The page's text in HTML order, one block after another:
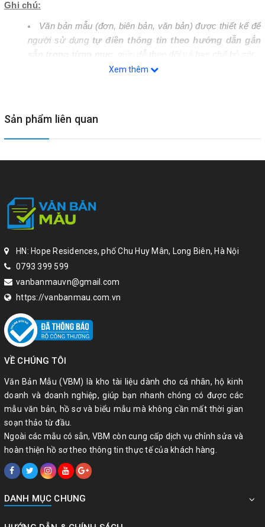
Ghi chú:
Văn bản mẫu (đơn, biên bản, văn bản) được thiết kế để
người sử dụng tự điền thông tin theo hướng dẫn gắn
sẵn trong từng mục
, giúp dễ theo dõi và hạn chế bỏ sót.
chỉ bao gồm nội dung mẫu và hướng dẫn
Khách hàng vui lòng
và ghi rõ email nhận file (nếu khác với email đặt hàng).
Văn bản sẽ được gửiqua emailtheo thông tin khách
đánh giá nội dung vụ việc và
soạn thảo hồ sơ theo yêu cầu
1️ GÓI KHỞI KIỆN – TỐ TỤNG
🔴 NHÓM A – KHỞI ĐỘNG VỤ VIỆC
Đơn khởi kiện tranh chấp hợp đồng - VBM.TT.02 - 100k
Đơn khởi kiện tranh chấp kinh doanh – thương mại -
VBM.TT.05 - 100k
Đơn tố giác tội phạm (gửi Công an, VKSND) -
VBM.TT.06 - 100k
VBM.TT.07 - 100k
Đơn kiến nghị, phản ánh - VBM.TT.08 - 100k
Xem thêm
Sản phẩm liên quan
HN: Hope Residences, phố Chu Huy Mân, Long Biên, Hà Nội
0793 399 599
vanbanmauvn@gmail.com
https://vanbanmau.com.vn
VỀ CHÚNG TÔI
Văn Bản Mẫu (VBM) là kho tài liệu dành cho cá nhân, hộ kinh
doanh và doanh nghiệp, giúp bạn nhanh chóng có được các
mẫu văn bản, hồ sơ và biểu mẫu mà không cần mất thời gian
soạn thảo từ đầu.
Ngoài các mẫu có sẵn, VBM còn cung cấp dịch vụ chỉnh sửa và
hoàn thiện hồ sơ theo thông tin thực tế của khách hàng.
DANH MỤC CHUNG